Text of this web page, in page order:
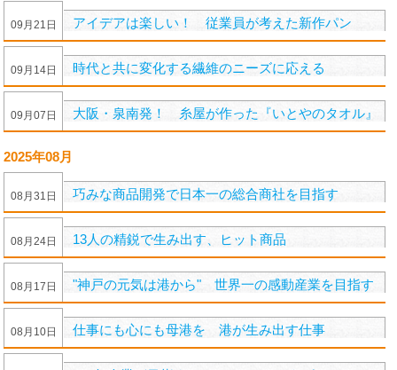
09 月 21 日 アイデアは楽しい！ 従業員が考えた新作パン
09 月 14日 時代と共に変化する繊維のニーズに応える
09 月 07 日 大阪・泉南発！ 糸屋が作った『いとやのタオル』
2025年08月
08 月 31 日 巧みな商品開発で日本一の総合商社を目指す
08 月 24日 13人の精鋭で生み出す、ヒット商品
08 月 17 日 "神戸の元気は港から" 世界一の感動産業を目指す
08 月 10日 仕事にも心にも母港を 港が生み出す仕事